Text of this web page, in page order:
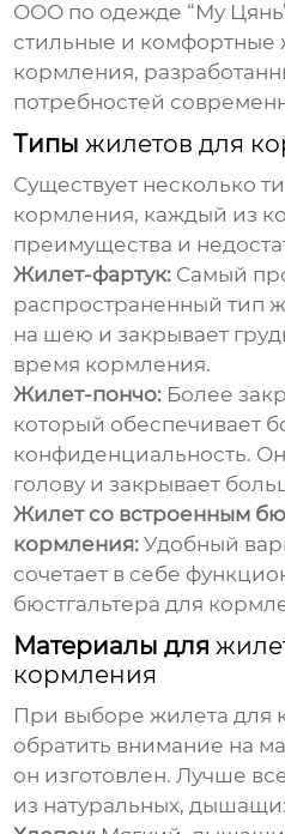
ООО по одежде “Му
стильные и комфортные
кормления,
потребностей
Типыжилетов для
Существует несколько
кормления, каждый из
преимущества и
Жилет-фартук: Самый
распространенный тип
на шею и закрывает
время кормления.
Жилет-пончо: Более
который обеспечивает
конфиденциальность.
голову и закрывает
Жилет со встроенным
кормления: Удобный
сочетает в себе
бюстгальтера для
Материалы для
кормления
При выборежилета для
обратить внимание на
он изготовлен. Лучше
из натуральных,